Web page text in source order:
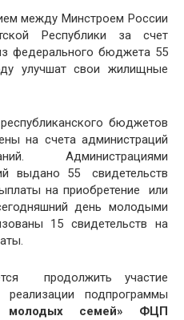
между Минстроем России
Республики за счет
федерального бюджета 55
улучшат свои жилищные
бюджетов
на счета администраций
Администрациями
выдано 55 свидетельств
на приобретение или
день молодыми
15 свидетельств на
продолжить участие
подпрограммы
молодых семей» ФЦП